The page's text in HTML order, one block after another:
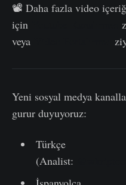
📽️ Daha fazla video
için
veya
Yeni sosyal medya
gurur duyuyoruz:
Türkçe
(Analist: